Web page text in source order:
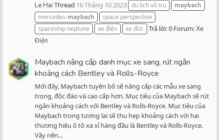
Le Hai Thread 16 Tháng 10 2023 du lịch vũ trụ
maybach
mercedes-maybach
space perspective
spaceship neptune
xe điện xe đức Trả lời: 0 Forum:Xe
Điện
Maybach nâng cấp danh mục xe sang, rút ngắn
khoảng cách Bentley và Rolls-Royce
Mới đây, Maybach tuyên bố sẽ nâng cấp các mẫu xe sang
trọng, độc đáo và cao cấp hơn. Mục tiêu của Maybach sẽ rút
ngắn khoảng cách với Bentley và Rolls-Royce. Mục tiêu của
Maybach trong tương lai sẽ thu hẹp khoảng cách với hai
thương hiệu ô tô xa xỉ hàng đầu là Bentley và Rolls-Royce.
Vậy nên...